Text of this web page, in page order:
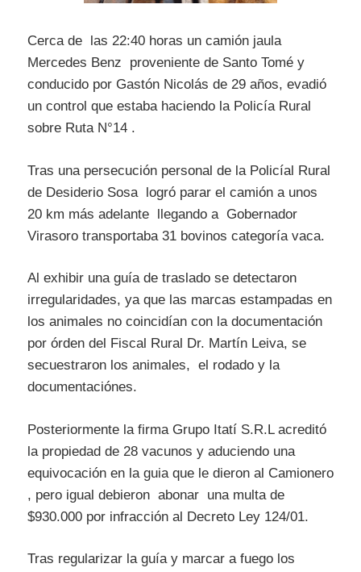
Cerca de las 22:40 horas un camión jaula
Mercedes Benz proveniente de Santo Tomé y
conducido por Gastón Nicolás de 29 años, evadió
un control que estaba haciendo la Policía Rural
sobre Ruta N°14 .
Tras una persecución personal de la Policíal Rural
de Desiderio Sosa logró parar el camión a unos
20 km más adelante llegando a Gobernador
Virasoro transportaba 31 bovinos categoría vaca.
Al exhibir una guía de traslado se detectaron
irregularidades, ya que las marcas estampadas en
los animales no coincidían con la documentación
por órden del Fiscal Rural Dr. Martín Leiva, se
secuestraron los animales, el rodado y la
documentaciónes.
Posteriormente la firma Grupo Itatí S.R.L acreditó
la propiedad de 28 vacunos y aduciendo una
equivocación en la guia que le dieron al Camionero
, pero igual debieron abonar una multa de
$930.000 por infracción al Decreto Ley 124/01.
Tras regularizar la guía y marcar a fuego los